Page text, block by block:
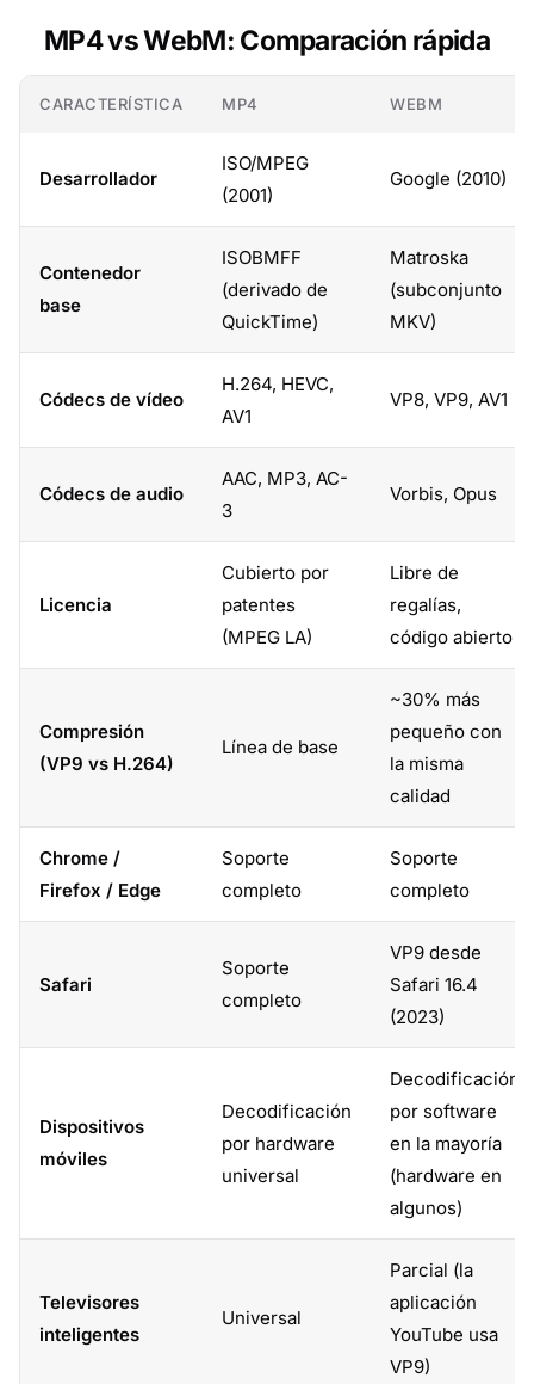
MP4 vs WebM: Comparación rápida
CARACTERÍSTICA MP4 WEBM
Desarrollador
ISO/MPEG
(2001)
Google (2010)
Contenedor
base
ISOBMFF
(derivado de
QuickTime)
Matroska
(subconjunto
MKV)
Códecs de vídeo
H.264, HEVC,
AV1
VP8, VP9, AV1
Códecs de audio
AAC, MP3, AC-
3
Vorbis, Opus
Licencia
Cubierto por
patentes
(MPEG LA)
Libre de
regalías,
código abierto
Compresión
(VP9 vs H.264)
Línea de base
~30% más
pequeño con
la misma
calidad
Chrome /
Firefox / Edge
Soporte
completo
Soporte
completo
Safari
Soporte
completo
VP9 desde
Safari 16.4
(2023)
Dispositivos
móviles
Decodificación
por hardware
universal
Decodificación
por software
en la mayoría
(hardware en
algunos)
Televisores
inteligentes
Universal
Parcial (la
aplicación
YouTube usa
VP9)